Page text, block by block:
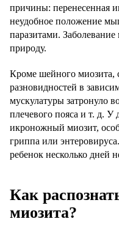
причины: перенесенная
неудобное положение
паразитами.
природу.
Кроме шейного миозита,
разновидностей в
мускулатуры затронуло
плечевого пояса и т. д. У
икроножный миозит,
гриппа или
ребенок несколько дней
Как
миозита?